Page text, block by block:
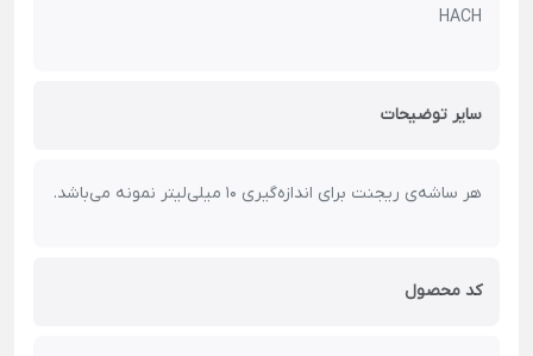
HACH
سایر توضیحات
هر ساشه‌ی ریجنت برای اندازه‌گیری 10 میلی‌لیتر نمونه می‌باشد.
کد محصول